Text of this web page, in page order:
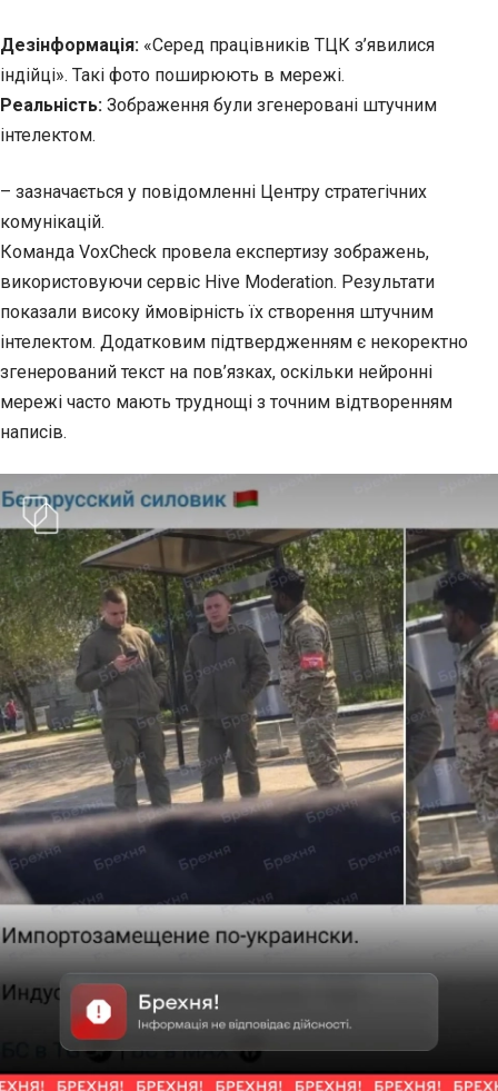
Дезінформація: «Серед працівників ТЦК з’явилися
індійці». Такі фото поширюють в мережі.
Реальність: Зображення були згенеровані штучним
інтелектом.
– зазначається у повідомленні Центру стратегічних
комунікацій.
Команда VoxCheck провела експертизу зображень,
використовуючи сервіс Hive Moderation. Результати
показали високу ймовірність їх створення штучним
інтелектом. Додатковим підтвердженням є некоректно
згенерований текст на пов’язках, оскільки нейронні
мережі часто мають труднощі з точним відтворенням
написів.